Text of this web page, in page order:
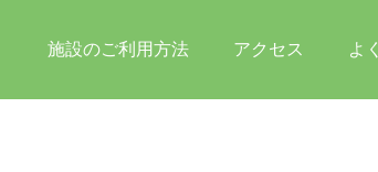
施設のご利用方法 アクセス よ